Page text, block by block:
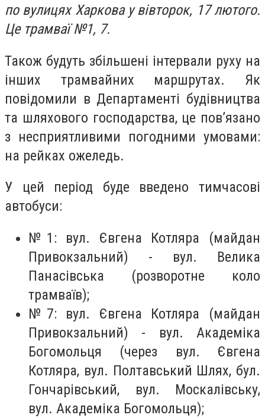
по вулицях Харкова у вівторок, 17 лютого.
Це трамваї №1, 7.
Також будуть збільшені інтервали руху на
інших трамвайних маршрутах. Як
повідомили в Департаменті будівництва
та шляхового господарства, це пов’язано
з несприятливими погодними умовами:
на рейках ожеледь.
У цей період буде введено тимчасові
автобуси:
№1: вул. Євгена Котляра (майдан
Привокзальний) - вул. Велика
Панасівська (розворотне коло
трамваїв);
№7: вул. Євгена Котляра (майдан
Привокзальний) - вул. Академіка
Богомольця (через вул. Євгена
Котляра, вул. Полтавський Шлях, бул.
Гончарівський, вул. Москалівську,
вул. Академіка Богомольця);